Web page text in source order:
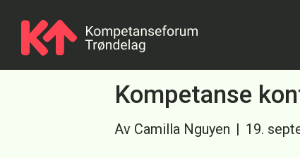
Innlegg av Camilla Nguyen
Kompetanse
Av Camilla Nguyen | 19.